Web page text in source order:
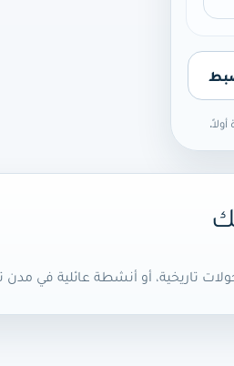
تاريخية، أو أنشطة عائلية في